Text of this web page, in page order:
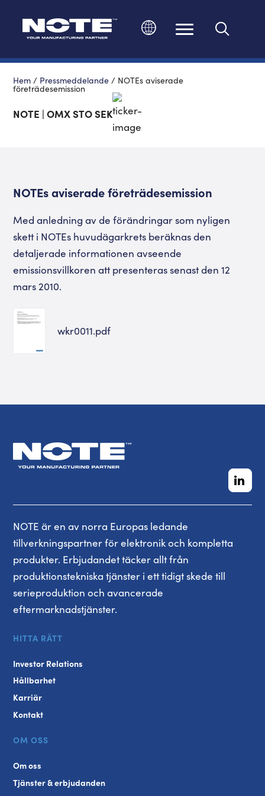
Hem / Pressmeddelande / NOTEs aviserade
företrädesemission
NOTE | OMX STO SEK
NOTEs aviserade företrädesemission
Med anledning av de förändringar som nyligen
skett i NOTEs huvudägarkrets beräknas den
detaljerade informationen avseende
emissionsvillkoren att presenteras senast den 12
mars 2010.
wkr0011.pdf
NOTE är en av norra Europas ledande
tillverkningspartner för elektronik och kompletta
produkter. Erbjudandet täcker allt från
produktionstekniska tjänster i ett tidigt skede till
serieproduktion och avancerade
eftermarknadstjänster.
HITTA RÄTT
Investor Relations
Hållbarhet
Karriär
Kontakt
OM OSS
Om oss
Tjänster & erbjudanden